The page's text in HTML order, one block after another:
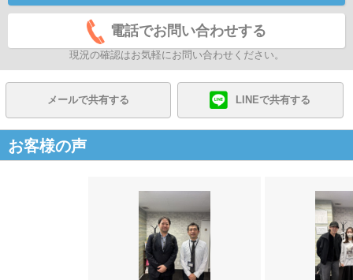
電話でお問い合わせする
現況の確認はお気軽にお問い合わせください。
メールで共有する LINEで共有する
お客様の声